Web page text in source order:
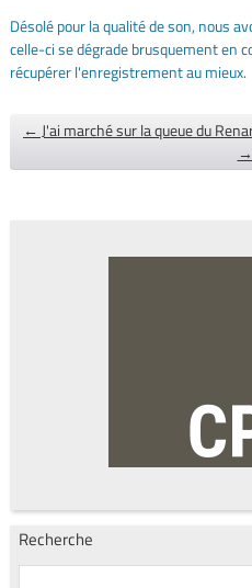
Désolé pour la qualité de son, nous
celle-ci se dégrade brusquement en
récupérer l'enregistrement au mieux.
← J'ai marché sur la queue du
→
Recherche